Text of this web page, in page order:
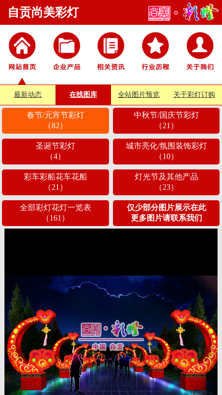
自贡尚美彩灯
最新动态 在线图库 全站图片预览 关于彩灯订购
春节/元宵节彩灯
（82）
中秋节/国庆节彩灯
（21）
圣诞节彩灯
（4）
城市亮化/氛围装饰彩灯
（10）
彩车彩船花车花船
（21）
灯光节及其他产品
（23）
全部彩灯花灯一览表
（161）
仅少部分图片展示在此
更多图片请联系我们